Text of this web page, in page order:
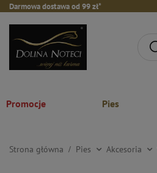
Darmowa dostawa od 99 zł*
Promocje Pies
Strona główna Pies Akcesoria